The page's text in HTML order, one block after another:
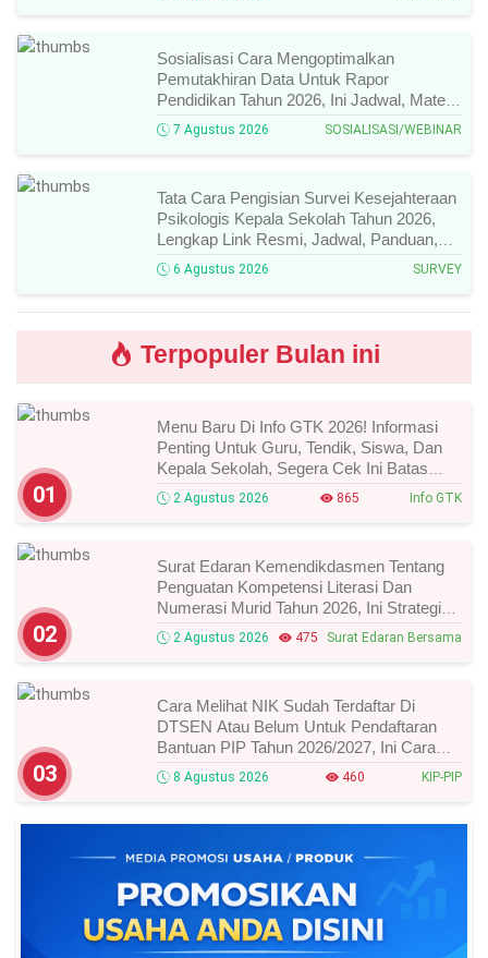
Sosialisasi Cara Mengoptimalkan
Pemutakhiran Data Untuk Rapor
Pendidikan Tahun 2026, Ini Jadwal, Materi,
Narasumber, Dan Link Mengikutinya!
7 Agustus 2026 SOSIALISASI/WEBINAR
Tata Cara Pengisian Survei Kesejahteraan
Psikologis Kepala Sekolah Tahun 2026,
Lengkap Link Resmi, Jadwal, Panduan,
Dan Hal Yang Wajib Diperhatikan!
6 Agustus 2026 SURVEY
Terpopuler Bulan ini
01
Menu Baru Di Info GTK 2026! Informasi
Penting Untuk Guru, Tendik, Siswa, Dan
Kepala Sekolah, Segera Cek Ini Batas
Waktunya!
2 Agustus 2026 865 Info GTK
02
Surat Edaran Kemendikdasmen Tentang
Penguatan Kompetensi Literasi Dan
Numerasi Murid Tahun 2026, Ini Strategi
Dan Alurnya
2 Agustus 2026 475 Surat Edaran Bersama
03
Cara Melihat NIK Sudah Terdaftar Di
DTSEN Atau Belum Untuk Pendaftaran
Bantuan PIP Tahun 2026/2027, Ini Cara
Cek Dan Syarat Perubahan Desil!
8 Agustus 2026 460 KIP-PIP